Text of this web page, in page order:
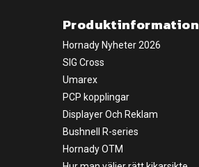
Produktinformation
Hornady Nyheter 2026
SIG Cross
Umarex
PCP kopplingar
Displayer Och Reklam
Bushnell R-series
Hornady OTM